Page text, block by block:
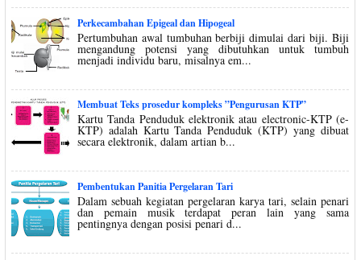
Perkecambahan Epigeal dan Hipogeal
Pertumbuhan awal tumbuhan berbiji dimulai dari biji. Biji
mengandung potensi yang dibutuhkan untuk tumbuh
menjadi individu baru, misalnya em...
Membuat Teks prosedur kompleks ”Pengurusan KTP”
Kartu Tanda Penduduk elektronik atau electronic-KTP (e-
KTP) adalah Kartu Tanda Penduduk (KTP) yang dibuat
secara elektronik, dalam artian b...
Pembentukan Panitia Pergelaran Tari
Dalam sebuah kegiatan pergelaran karya tari, selain penari
dan pemain musik terdapat peran lain yang sama
pentingnya dengan posisi penari d...